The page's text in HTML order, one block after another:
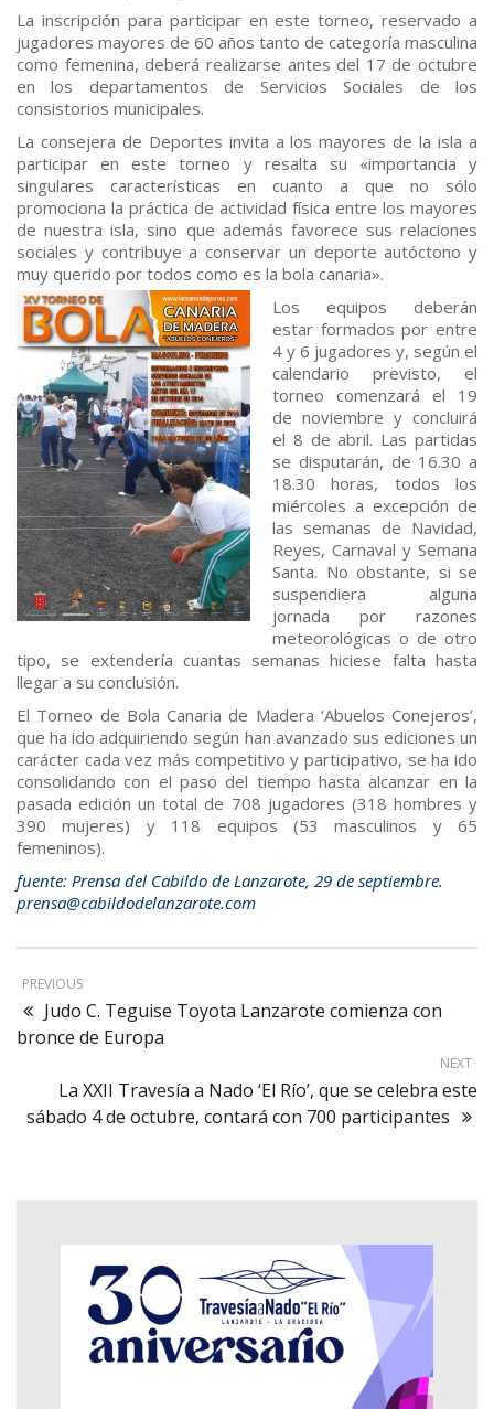
La inscripción para participar en este torneo, reservado a
jugadores mayores de 60 años tanto de categoría masculina
como femenina, deberá realizarse antes del 17 de octubre
en los departamentos de Servicios Sociales de los
consistorios municipales.
La consejera de Deportes invita a los mayores de la isla a
participar en este torneo y resalta su «importancia y
singulares características en cuanto a que no sólo
promociona la práctica de actividad física entre los mayores
de nuestra isla, sino que además favorece sus relaciones
sociales y contribuye a conservar un deporte autóctono y
muy querido por todos como es la bola canaria».
Los equipos deberán
estar formados por entre
4 y 6 jugadores y, según el
calendario previsto, el
torneo comenzará el 19
de noviembre y concluirá
el 8 de abril. Las partidas
se disputarán, de 16.30 a
18.30 horas, todos los
miércoles a excepción de
las semanas de Navidad,
Reyes, Carnaval y Semana
Santa. No obstante, si se
suspendiera alguna
jornada por razones
meteorológicas o de otro
tipo, se extendería cuantas semanas hiciese falta hasta
llegar a su conclusión.
El Torneo de Bola Canaria de Madera ‘Abuelos Conejeros’,
que ha ido adquiriendo según han avanzado sus ediciones un
carácter cada vez más competitivo y participativo, se ha ido
consolidando con el paso del tiempo hasta alcanzar en la
pasada edición un total de 708 jugadores (318 hombres y
390 mujeres) y 118 equipos (53 masculinos y 65
femeninos).
fuente: Prensa del Cabildo de Lanzarote, 29 de septiembre.
prensa@cabildodelanzarote.com
PREVIOUS
Judo C. Teguise Toyota Lanzarote comienza con
bronce de Europa
NEXT
La XXII Travesía a Nado ‘El Río’, que se celebra este
sábado 4 de octubre, contará con 700 participantes